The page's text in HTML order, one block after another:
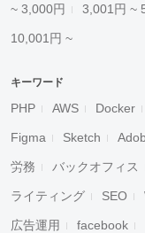
~ 3,000円 3,001円 ~
10,001円 ~
キーワード
PHP AWS Docker
Figma Sketch
労務 バックオフィス
ライティング SEO
広告運用 facebook